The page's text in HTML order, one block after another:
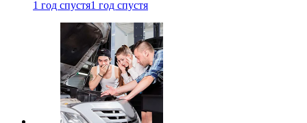
1 год спустя1 год спустя